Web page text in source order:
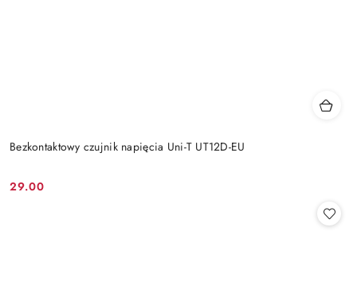
Bezkontaktowy czujnik napięcia Uni-T UT12D-EU
Cena:
29.00